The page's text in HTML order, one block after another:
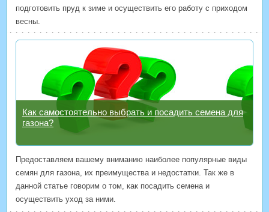
подготовить пруд к зиме и осуществить его работу с приходом
весны.
Как самостоятельно выбрать и посадить семена для
газона?
Предоставляем вашему вниманию наиболее популярные виды
семян для газона, их преимущества и недостатки. Так же в
данной статье говорим о том, как посадить семена и
осуществить уход за ними.